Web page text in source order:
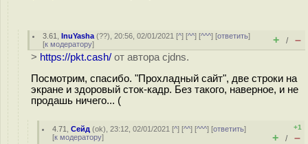
3.61 ,InuYasha (??), 20:56, 02/01/2021 [^] [^^] [^^^] [ответить]
[к модератору] + / –
> https://pkt.cash/ от автора cjdns.
Посмотрим, спасибо. "Прохладный сайт", две строки на
экране и здоровый сток-кадр. Без такого, наверное, и не
продашь ничего... (
4.71 ,Сейд (ok), 23:12, 02/01/2021 [^] [^^] [^^^] [ответить]
[к модератору]
+1
+ / –